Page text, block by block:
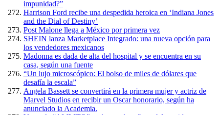
impunidad?”
Harrison Ford recibe una despedida heroica en ‘Indiana Jones
and the Dial of Destiny’
Post Malone llega a México por primera vez
SHEIN lanza Marketplace Integrado: una nueva opción para
los vendedores mexicanos
Madonna es dada de alta del hospital y se encuentra en su
casa, según una fuente
“Un lujo microscópico: El bolso de miles de dólares que
desafía la escala”
Angela Bassett se convertirá en la primera mujer y actriz de
Marvel Studios en recibir un Oscar honorario, según ha
anunciado la Academia.